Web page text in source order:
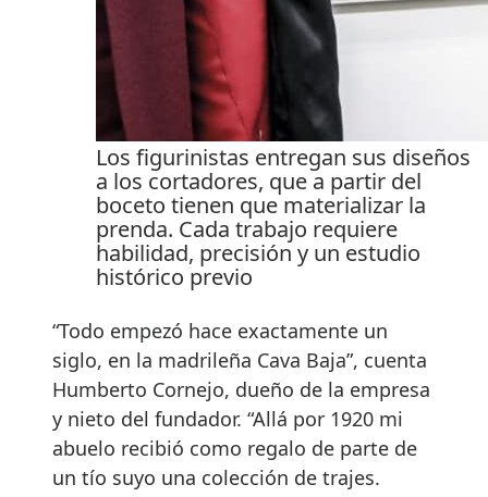
Los figurinistas entregan sus diseños
a los cortadores, que a partir del
boceto tienen que materializar la
prenda. Cada trabajo requiere
habilidad, precisión y un estudio
histórico previo
“Todo empezó hace exactamente un
siglo, en la madrileña Cava Baja”, cuenta
Humberto Cornejo, dueño de la empresa
y nieto del fundador. “Allá por 1920 mi
abuelo recibió como regalo de parte de
un tío suyo una colección de trajes.